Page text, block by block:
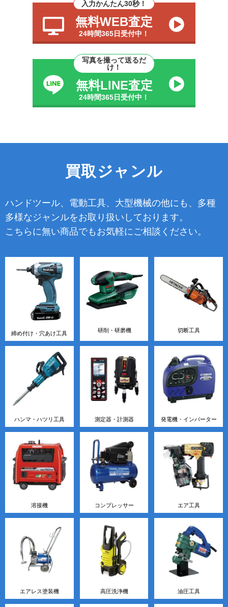
入力かんたん30秒！
無料WEB査定
24時間365日受付中！
写真を撮って送るだ
け！
無料LINE査定
24時間365日受付中！
買取ジャンル
ハンドツール、電動工具、大型機械の他にも、多種
多様なジャンルをお取り扱いしております。
こちらに無い商品でもお気軽にご相談ください。
締め付け・穴あけ工具 研削・研磨機 切断工具
ハンマ・ハツリ工具 測定器・計測器 発電機・インバーター
溶接機 コンプレッサー エア工具
エアレス塗装機 高圧洗浄機 油圧工具